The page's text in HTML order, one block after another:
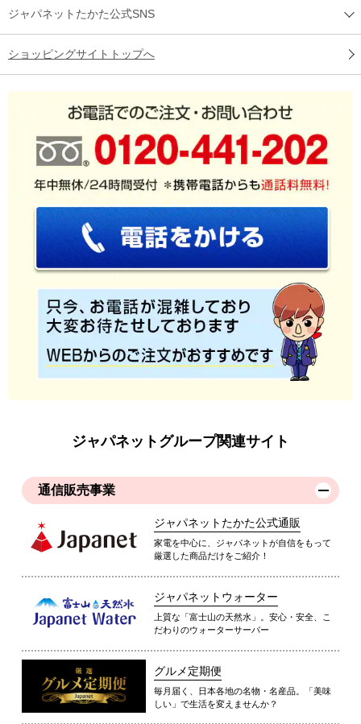
ジャパネットたかた公式SNS
ショッピングサイトトップへ
ジャパネットグループ関連サイト
通信販売事業
ジャパネットたかた公式通販
家電を中心に、ジャパネットが自信をもって
厳選した商品だけをご紹介！
ジャパネットウォーター
上質な「富士山の天然水」。安心・安全、こ
だわりのウォーターサーバー
グルメ定期便
毎月届く、日本各地の名物・名産品。「美味
しい」で生活を変えませんか？